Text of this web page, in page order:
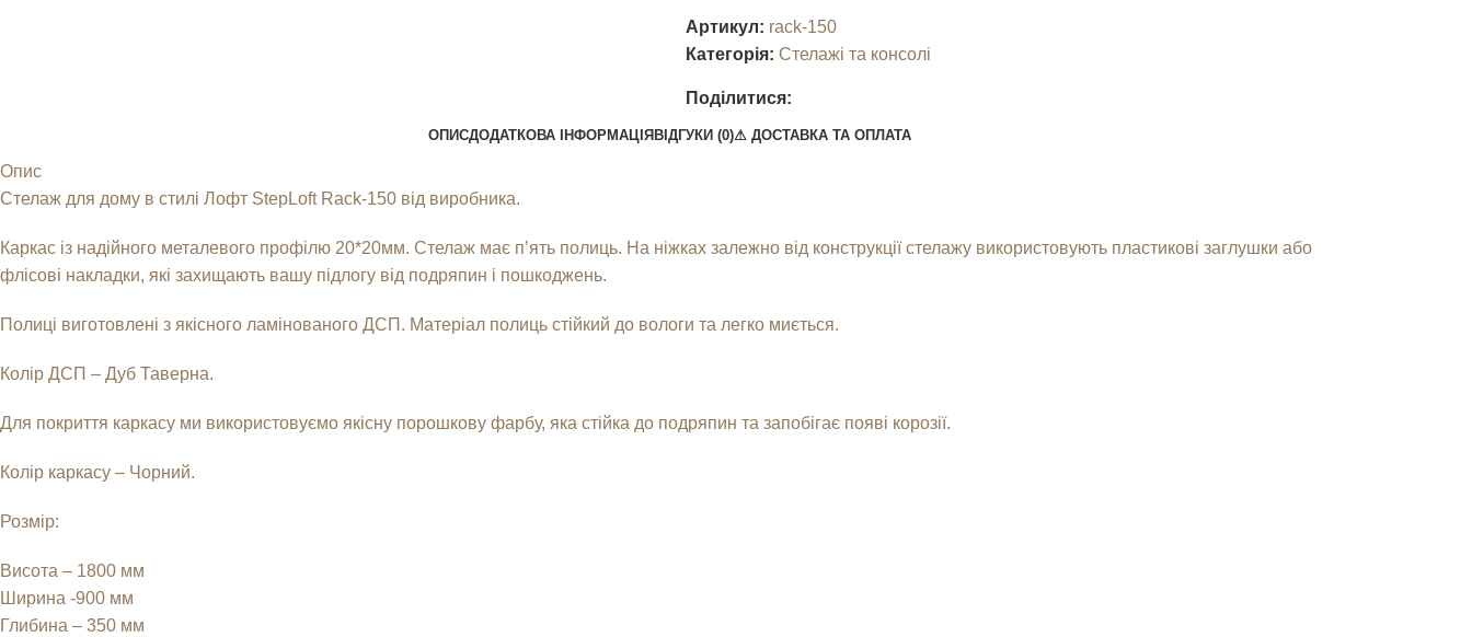
Артикул: rack-150
Категорія: Стелажі та консолі
Поділитися:
ОПИСДОДАТКОВА ІНФОРМАЦІЯВІДГУКИ (0)⚠︎ ДОСТАВКА ТА ОПЛАТА
Опис
Стелаж для дому в стилі Лофт StepLoft Rack-150 від виробника.
Каркас із надійного металевого профілю 20*20мм. Стелаж має п’ять полиць. На ніжках залежно від конструкції стелажу використовують пластикові заглушки або
флісові накладки, які захищають вашу підлогу від подряпин і пошкоджень.
Полиці виготовлені з якісного ламінованого ДСП. Матеріал полиць стійкий до вологи та легко миється.
Колір ДСП – Дуб Таверна.
Для покриття каркасу ми використовуємо якісну порошкову фарбу, яка стійка до подряпин та запобігає появі корозії.
Колір каркасу – Чорний.
Розмір:
Висота – 1800 мм
Ширина -900 мм
Глибина – 350 мм